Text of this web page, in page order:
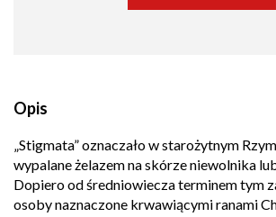
Opis
„Stigmata” oznaczało w starożytnym
wypalane żelazem na skórze niewolnika
Dopiero od średniowiecza terminem tym
osoby naznaczone krwawiącymi ranami